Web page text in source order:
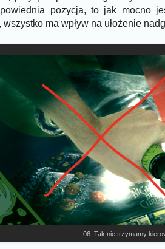
pozycja, to jak mocno
wszystko ma wpływ na ułożenie
06. Tak nie trzymamy